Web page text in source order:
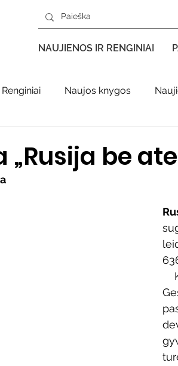
NAUJIENOS IR RENGINIAI
Renginiai Naujos knygos
ženklas
Literatų
„Rusija be